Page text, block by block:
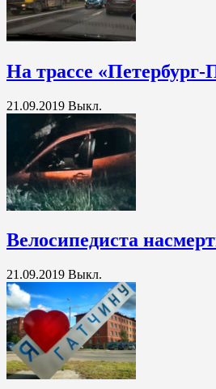
На трассе
21.09.2019 Выкл.
Велосипедиста
21.09.2019 Выкл.